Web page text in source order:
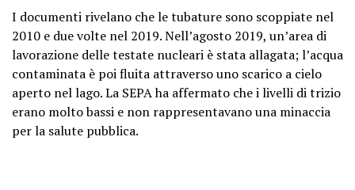
I documenti rivelano che le tubature sono scoppiate nel
2010 e due volte nel 2019. Nell’agosto 2019, un’area di
lavorazione delle testate nucleari è stata allagata; l’acqua
contaminata è poi fluita attraverso uno scarico a cielo
aperto nel lago. La SEPA ha affermato che i livelli di trizio
erano molto bassi e non rappresentavano una minaccia
per la salute pubblica.